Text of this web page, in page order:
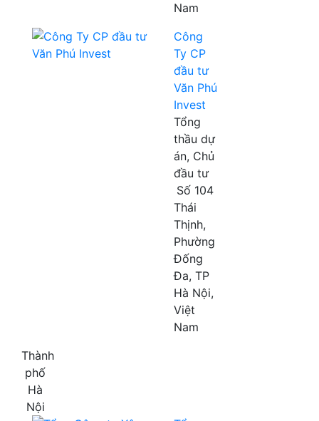
Nam
Công
Ty CP
đầu tư
Văn Phú
Invest
Tổng
thầu dự
án, Chủ
đầu tư
Số 104
Thái
Thịnh,
Phường
Đống
Đa, TP
Hà Nội,
Việt
Nam
Thành
phố
Hà
Nội